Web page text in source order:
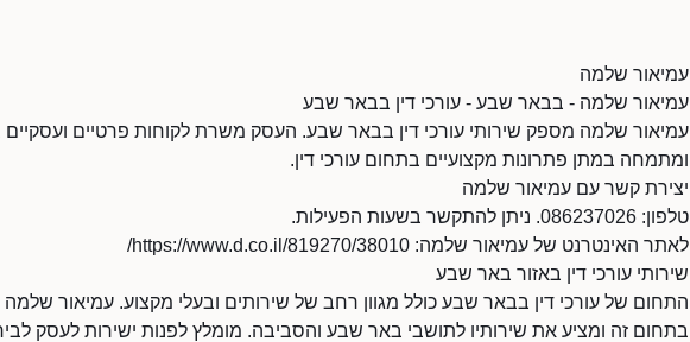
עמיאור שלמה
עמיאור שלמה - בבאר שבע - עורכי דין בבאר שבע
עמיאור שלמה מספק שירותי עורכי דין בבאר שבע. העסק משרת לקוחות פרטיים
ומתמחה במתן פתרונות מקצועיים בתחום עורכי דין.
יצירת קשר עם עמיאור שלמה
טלפון: 086237026. ניתן להתקשר בשעות הפעילות.
לאתר האינטרנט של עמיאור שלמה: https://www.d.co.il/819270/38010/
שירותי עורכי דין באזור באר שבע
התחום של עורכי דין בבאר שבע כולל מגוון רחב של שירותים ובעלי מקצוע. עמיאור שלמה
בתחום זה ומציע את שירותיו לתושבי באר שבע והסביבה. מומלץ לפנות ישירות לעסק